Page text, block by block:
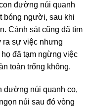
đường núi quanh
bóng người, sau khi
Cảnh sát cũng đã tìm
ra sự việc nhưng
đã tạm ngừng việc
toàn trống không.
đường núi quanh co,
núi sau đó vòng